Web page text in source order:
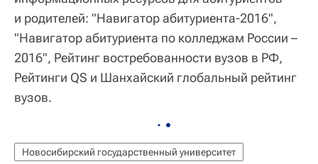
и родителей: "Навигатор абитуриента-2016",
"Навигатор абитуриента по колледжам России –
2016", Рейтинг востребованности вузов в РФ,
Рейтинги QS и Шанхайский глобальный рейтинг
вузов.
Новосибирский государственный университет